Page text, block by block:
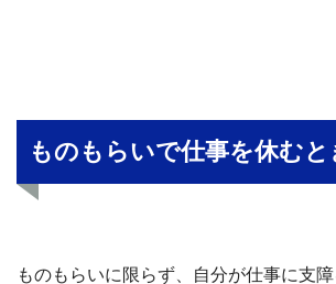
ものもらいで仕事を休む
ものもらいに限らず、自分が仕事に支